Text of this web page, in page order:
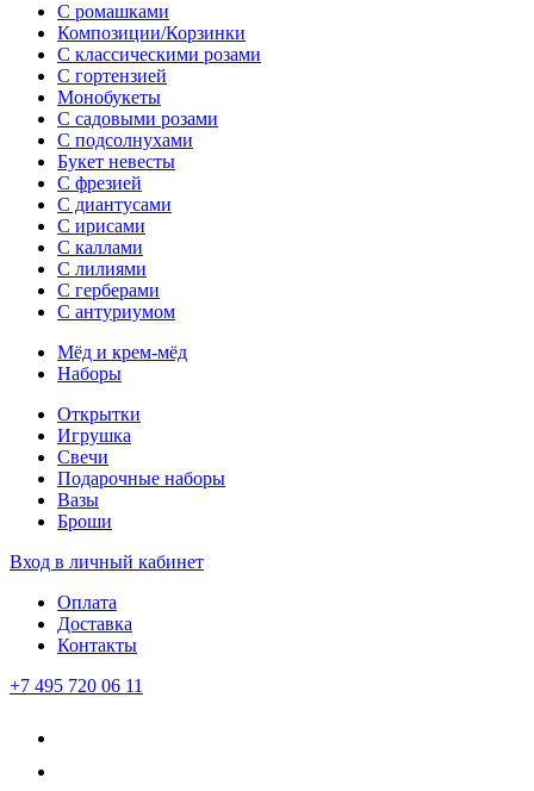
С ромашками
Композиции/Корзинки
С классическими розами
С гортензией
Монобукеты
С садовыми розами
С подсолнухами
Букет невесты
С фрезией
С диантусами
С ирисами
С каллами
C лилиями
С герберами
С антуриумом
Мёд и крем-мёд
Наборы
Открытки
Игрушка
Свечи
Подарочные наборы
Вазы
Броши
Вход в личный кабинет
Оплата
Доставка
Контакты
+7 495 720 06 11